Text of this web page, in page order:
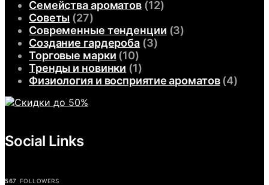
Семейства ароматов(12)
Советы (27)
Современные тенденции (3)
Создание гардероба(3)
Торговые марки (10)
Тренды и новинки (1)
Физиология и восприятие ароматов(4)
Social Links
567 FOLLOWERS